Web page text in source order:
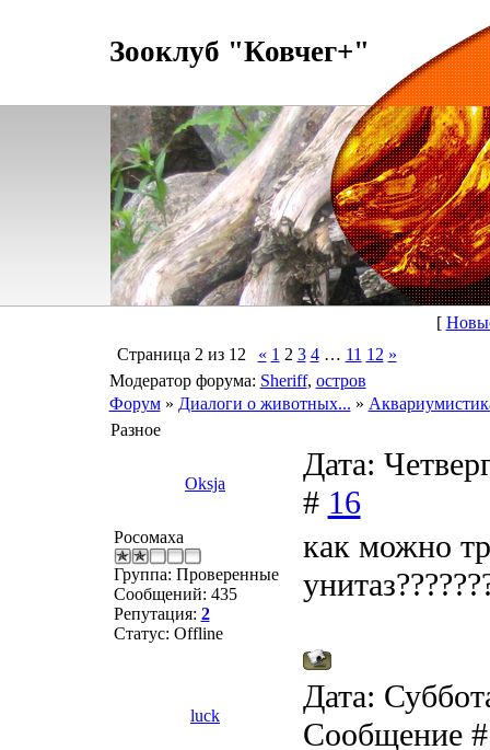
Зооклуб "Ковчег+"
[
Страница 2 из 12 « 1 2 3 4 … 11 12 »
Модератор форума: Sheriff, остров
Форум » Диалоги о животных... »
Разное
Oksja
Дата:
# 16
Росомаха
Группа: Проверенные
Сообщений: 435
Репутация: 2
Статус: Offline
как можно
luck
Дата:
Сообщение